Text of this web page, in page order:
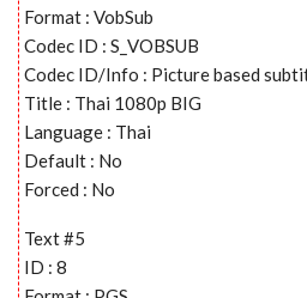
Format : VobSub
Codec ID : S_VOBSUB
Codec ID/Info : Picture based
Title : Thai 1080p BIG
Language : Thai
Default : No
Forced : No
Text #5
ID : 8